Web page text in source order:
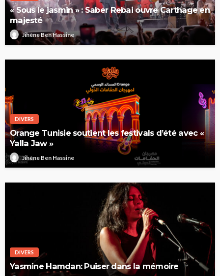
« Sous le jasmin » : Saber Rebai ouvre Carthage en
majesté
Jihène Ben Hassine
DIVERS
Orange Tunisie soutient les festivals d’été avec «
Yalla Jaw »
Jihène Ben Hassine
DIVERS
Yasmine Hamdan: Puiser dans la mémoire